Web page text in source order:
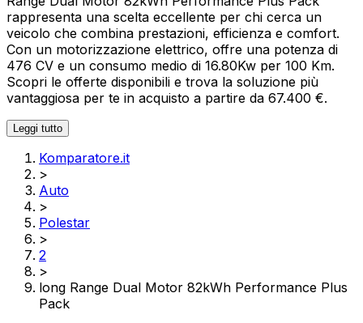
rappresenta una scelta eccellente per chi cerca un
veicolo che combina prestazioni, efficienza e comfort.
Con un motorizzazione elettrico, offre una potenza di
476 CV e un consumo medio di 16.80Kw per 100 Km.
Scopri le offerte disponibili e trova la soluzione più
vantaggiosa per te in acquisto a partire da 67.400 €.
Leggi tutto
Komparatore.it
>
Auto
>
Polestar
>
2
>
long Range Dual Motor 82kWh Performance Plus
Pack